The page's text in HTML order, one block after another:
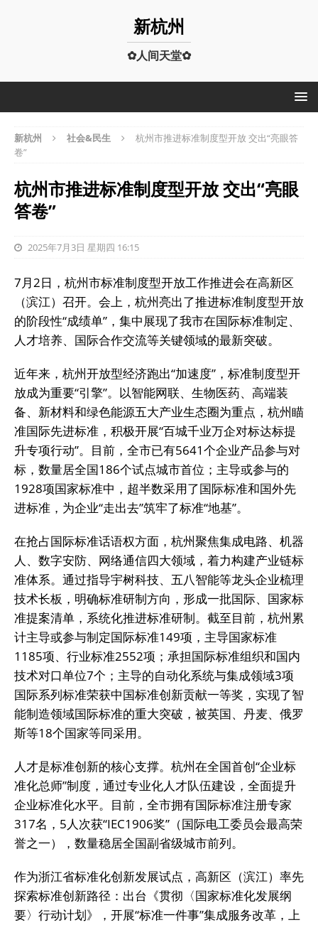
新杭州
✿人间天堂✿
新杭州 社会&民生
杭州市推进标准制度型开放 交出“亮眼答
卷”
杭州市推进标准制度型开放 交出“亮眼
答卷”
2025年7月3日 星期四 16:15
7月2日，杭州市标准制度型开放工作推进会在高新区
（滨江）召开。会上，杭州亮出了推进标准制度型开放
的阶段性“成绩单”，集中展现了我市在国际标准制定、
人才培养、国际合作交流等关键领域的最新突破。
近年来，杭州开放型经济跑出“加速度”，标准制度型开
放成为重要“引擎”。以智能网联、生物医药、高端装
备、新材料和绿色能源五大产业生态圈为重点，杭州瞄
准国际先进标准，积极开展“百城千业万企对标达标提
升专项行动”。目前，全市已有5641个企业产品参与对
标，数量居全国186个试点城市首位；主导或参与的
1928项国家标准中，超半数采用了国际标准和国外先
进标准，为企业“走出去”筑牢了标准“地基”。
在抢占国际标准话语权方面，杭州聚焦集成电路、机器
人、数字安防、网络通信四大领域，着力构建产业链标
准体系。通过指导宇树科技、五八智能等龙头企业梳理
技术长板，明确标准研制方向，形成一批国际、国家标
准提案清单，系统化推进标准研制。截至目前，杭州累
计主导或参与制定国际标准149项，主导国家标准
1185项、行业标准2552项；承担国际标准组织和国内
技术对口单位7个；主导的自动化系统与集成领域3项
国际系列标准荣获中国标准创新贡献一等奖，实现了智
能制造领域国际标准的重大突破，被英国、丹麦、俄罗
斯等18个国家等同采用。
人才是标准创新的核心支撑。杭州在全国首创“企业标
准化总师”制度，通过专业化人才队伍建设，全面提升
企业标准化水平。目前，全市拥有国际标准注册专家
317名，5人次获“IEC1906奖”（国际电工委员会最高荣
誉之一），数量稳居全国副省级城市前列。
作为浙江省标准化创新发展试点，高新区（滨江）率先
探索标准创新路径：出台《贯彻〈国家标准化发展纲
要〉行动计划》，开展“标准一件事”集成服务改革，上